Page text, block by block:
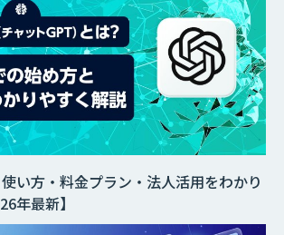
い方・料金プラン・法人活用をわかり
年最新】